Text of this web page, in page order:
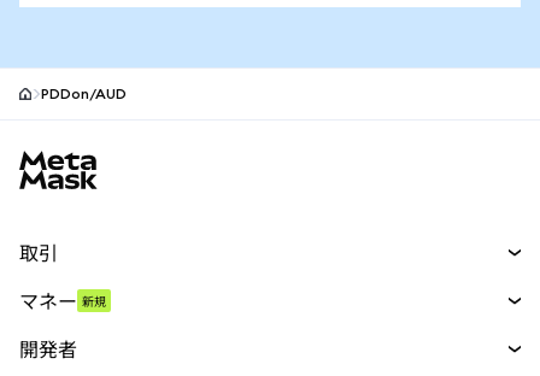
PDDon/AUD
取引
パーペチュアル
マネー 新規
開発者